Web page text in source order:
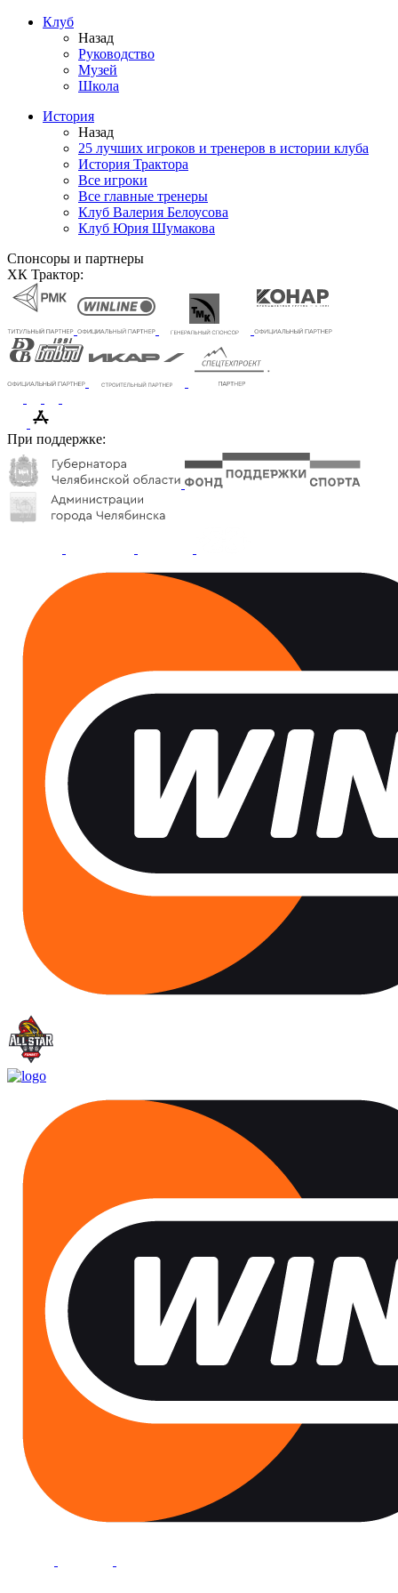
Клуб
Назад
Руководство
Музей
Школа
История
Назад
25 лучших игроков и тренеров в истории клуба
История Трактора
Все игроки
Все главные тренеры
Клуб Валерия Белоусова
Клуб Юрия Шумакова
Спонсоры и партнеры
ХК Трактор:
При поддержке: